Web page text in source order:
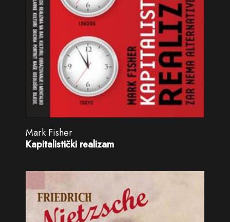
Mark Fisher
Kapitalistički realizam